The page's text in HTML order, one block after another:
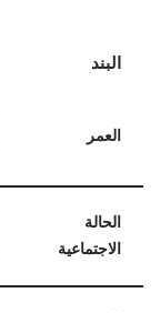
البند
العمر
الحالة
الاجتماعية